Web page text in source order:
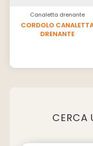
Canaletta drenante
CORDOLO
DRENANTE
CERCA